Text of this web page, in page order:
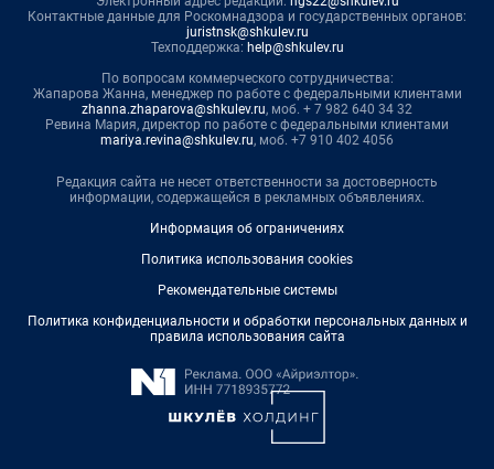
Контактные данные для Роскомнадзора и государственных органов:
juristnsk@shkulev.ru
Техподдержка: help@shkulev.ru
По вопросам коммерческого сотрудничества:
Жапарова Жанна, менеджер по работе с федеральными клиентами
zhanna.zhaparova@shkulev.ru, моб. + 7 982 640 34 32
Ревина Мария, директор по работе с федеральными клиентами
mariya.revina@shkulev.ru, моб. +7 910 402 4056
Редакция сайта не несет ответственности за достоверность
информации, содержащейся в рекламных объявлениях.
Информация об ограничениях
Политика использования cookies
Рекомендательные системы
Политика конфиденциальности и обработки персональных данных и
правила использования сайта